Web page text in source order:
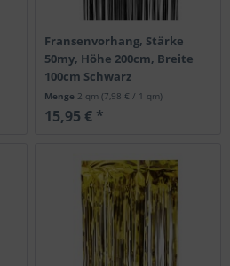
Fransenvorhang, Stärke
50my, Höhe 200cm, Breite
100cm Schwarz
Menge 2 qm(7,98 € / 1 qm)
15,95 € *